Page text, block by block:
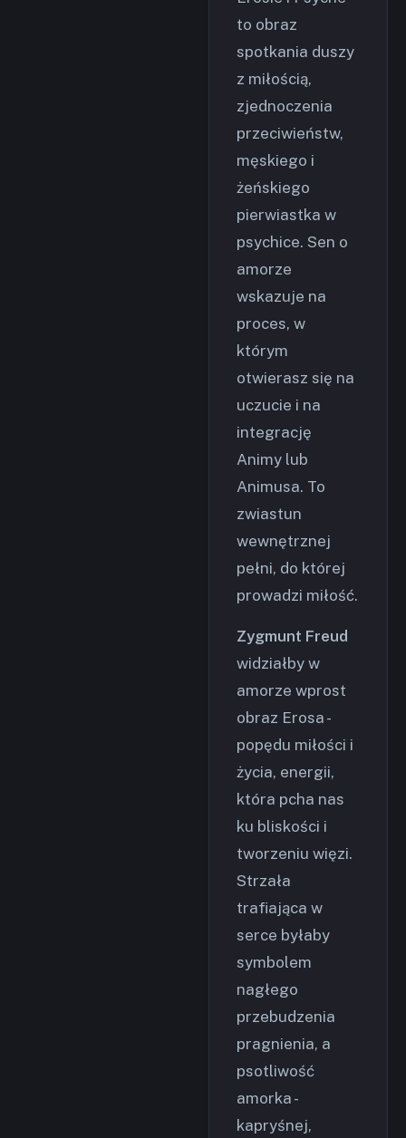
to obraz
spotkania duszy
z miłością,
zjednoczenia
przeciwieństw,
męskiego i
żeńskiego
pierwiastka w
psychice. Sen o
amorze
wskazuje na
proces, w
którym
otwierasz się na
uczucie i na
integrację
Animy lub
Animusa. To
zwiastun
wewnętrznej
pełni, do której
prowadzi miłość.
Zygmunt Freud
widziałby w
amorze wprost
obraz Erosa -
popędu miłości i
życia, energii,
która pcha nas
ku bliskości i
tworzeniu więzi.
Strzała
trafiająca w
serce byłaby
symbolem
nagłego
przebudzenia
pragnienia, a
psotliwość
amorka -
kapryśnej,